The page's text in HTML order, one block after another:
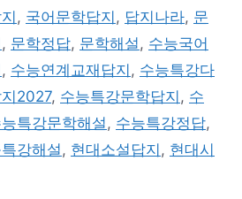
, 국어문학답지 , 답지나라, 문
, 문학정답, 문학해설 , 수능국어
, 수능연계교재답지 , 수능특강다
2027, 수능특강문학답지 , 수
특강문학해설 , 수능특강정답,
강해설 , 현대소설답지 , 현대시